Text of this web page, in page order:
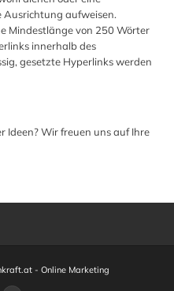
Ausrichtung aufweisen.
Mindestlänge von 250 Wörter
innerhalb des
gesetzte Hyperlinks werden
Ideen? Wir freuen uns auf Ihre
- Online Marketing